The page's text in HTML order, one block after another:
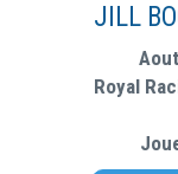
JILL
Royal